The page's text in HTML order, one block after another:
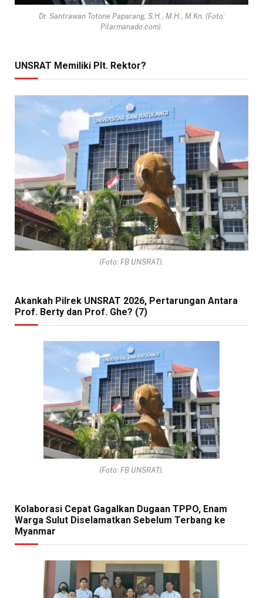
Dr. Santrawan Totone Paparang, S.H., M.H., M.Kn. (Foto:
Pilarmanado.com).
UNSRAT Memiliki Plt. Rektor?
(Foto: FB UNSRAT).
Akankah Pilrek UNSRAT 2026, Pertarungan Antara
Prof. Berty dan Prof. Ghe? (7)
(Foto: FB UNSRAT).
Kolaborasi Cepat Gagalkan Dugaan TPPO, Enam
Warga Sulut Diselamatkan Sebelum Terbang ke
Myanmar